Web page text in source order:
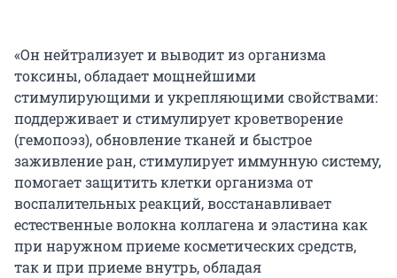
«Он нейтрализует и выводит из организма
токсины, обладает мощнейшими
стимулирующими и укрепляющими свойствами:
поддерживает и стимулирует кроветворение
(гемопоэз), обновление тканей и быстрое
заживление ран, стимулирует иммунную систему,
помогает защитить клетки организма от
воспалительных реакций, восстанавливает
естественные волокна коллагена и эластина как
при наружном приеме косметических средств,
так и при приеме внутрь, обладая